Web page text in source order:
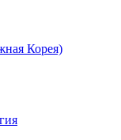
Корея)